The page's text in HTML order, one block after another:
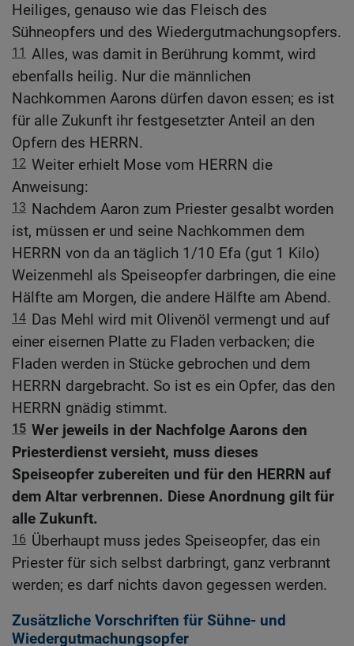
Heiliges, genauso wie das Fleisch des
Sühneopfers und des Wiedergutmachungsopfers.
11 Alles, was damit in Berührung kommt, wird
ebenfalls heilig. Nur die männlichen
Nachkommen Aarons dürfen davon essen; es ist
für alle Zukunft ihr festgesetzter Anteil an den
Opfern des HERRN.
12 Weiter erhielt Mose vom HERRN die
Anweisung:
13 Nachdem Aaron zum Priester gesalbt worden
ist, müssen er und seine Nachkommen dem
HERRN von da an täglich 1/10 Efa (gut 1 Kilo)
Weizenmehl als Speiseopfer darbringen, die eine
Hälfte am Morgen, die andere Hälfte am Abend.
14 Das Mehl wird mit Olivenöl vermengt und auf
einer eisernen Platte zu Fladen verbacken; die
Fladen werden in Stücke gebrochen und dem
HERRN dargebracht. So ist es ein Opfer, das den
HERRN gnädig stimmt.
15 Wer jeweils in der Nachfolge Aarons den
Priesterdienst versieht, muss dieses
Speiseopfer zubereiten und für den HERRN auf
dem Altar verbrennen. Diese Anordnung gilt für
alle Zukunft.
16 Überhaupt muss jedes Speiseopfer, das ein
Priester für sich selbst darbringt, ganz verbrannt
werden; es darf nichts davon gegessen werden.
Zusätzliche Vorschriften für Sühne- und
Wiedergutmachungsopfer